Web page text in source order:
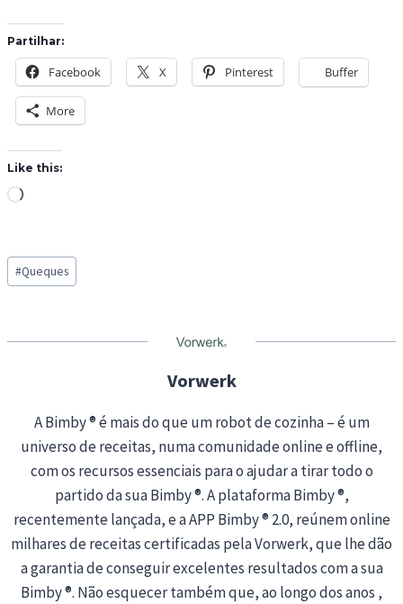
Partilhar:
Facebook X Pinterest Buffer
More
Like this:
L
d
g
Post
Tags:
#Queques
Vorwerk
A Bimby ® é mais do que um robot de cozinha – é um
universo de receitas, numa comunidade online e offline,
com os recursos essenciais para o ajudar a tirar todo o
partido da sua Bimby ®. A plataforma Bimby ®,
recentemente lançada, e a APP Bimby ® 2.0, reúnem online
milhares de receitas certificadas pela Vorwerk, que lhe dão
a garantia de conseguir excelentes resultados com a sua
Bimby ®. Não esquecer também que, ao longo dos anos ,